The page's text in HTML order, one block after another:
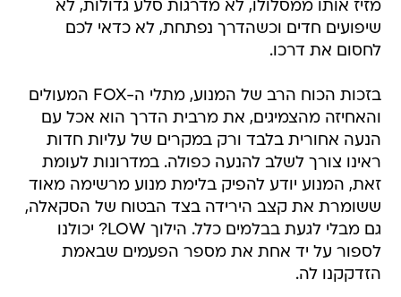
מזיז אותו ממסלולו, לא מדרגות סלע גדולות, לא
שיפועים חדים וכשהדרך נפתחת, לא כדאי לכם
לחסום את דרכו.
בזכות הכוח הרב של המנוע, מתלי ה-FOX המעולים
והאחיזה מהצמיגים, את מרבית הדרך הוא אכל עם
הנעה אחורית בלבד ורק במקרים של עליות חדות
ראינו צורך לשלב להנעה כפולה. במדרונות לעומת
זאת, המנוע יודע להפיק בלימת מנוע מרשימה מאוד
ששומרת את קצב הירידה בצד הבטוח של הסקאלה,
גם מבלי לגעת בבלמים כלל. הילוך LOW? יכולנו
לספור על יד אחת את מספר הפעמים שבאמת
הזדקקנו לה.